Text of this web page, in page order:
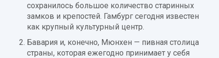
сохранилось большое количество старинных
замков и крепостей. Гамбург сегодня известен
как крупный культурный центр.
Бавария и, конечно, Мюнхен — пивная столица
страны, которая ежегодно принимает у себя